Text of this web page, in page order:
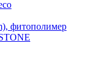
фитополимер